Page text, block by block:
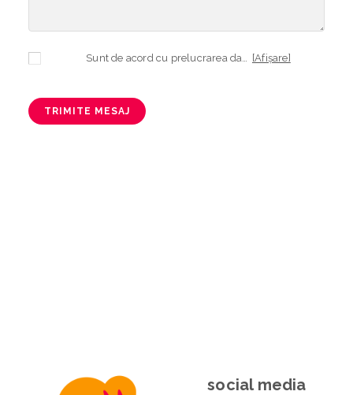
[Afișare]
TRIMITE MESAJ
social media